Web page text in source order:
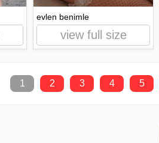
evlen benimle
view full size
1 2 3 4 5